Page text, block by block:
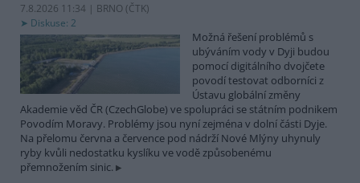
7.8.2026 11:34 | BRNO (ČTK)
Diskuse: 2
Možná řešení problémů s
ubýváním vody v Dyji budou
pomocí digitálního dvojčete
povodí testovat odborníci z
Ústavu globální změny
Akademie věd ČR (CzechGlobe) ve spolupráci se státním podnikem
Povodím Moravy. Problémy jsou nyní zejména v dolní části Dyje.
Na přelomu června a července pod nádrží Nové Mlýny uhynuly
ryby kvůli nedostatku kyslíku ve vodě způsobenému
přemnožením sinic.